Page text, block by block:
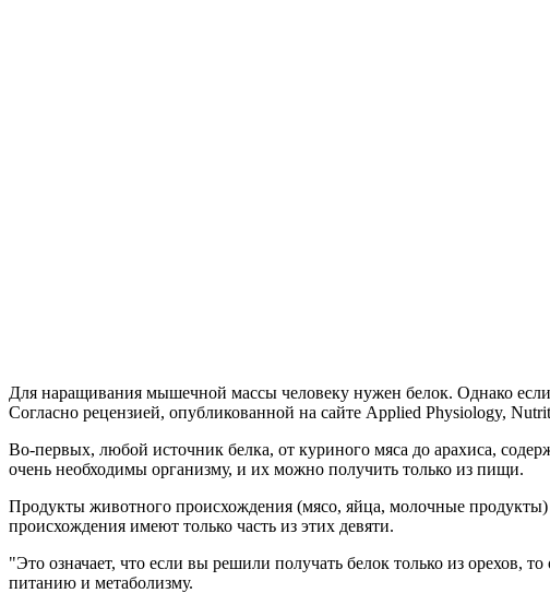
Для наращивания мышечной массы человеку нужен белок. Однако
Согласно рецензией, опубликованной на сайте Applied Physiology,
Во-первых, любой источник белка, от куриного мяса до арахиса,
очень необходимы организму, и их можно получить только из пищи.
Продукты животного происхождения (мясо, яйца, молочные
происхождения имеют только часть из этих девяти.
"Это означает, что если вы решили получать белок только из орехов,
питанию и метаболизму.